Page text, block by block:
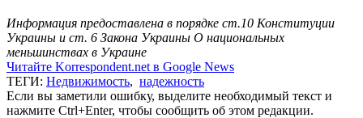
Информация предоставлена в порядке ст.10 Конституции
Украины и ст. 6 Закона Украины О национальных
меньшинствах в Украине
Читайте Korrespondent.net в Google News
ТЕГИ: Недвижимость, надежность
Если вы заметили ошибку, выделите необходимый текст и
нажмите Ctrl+Enter, чтобы сообщить об этом редакции.